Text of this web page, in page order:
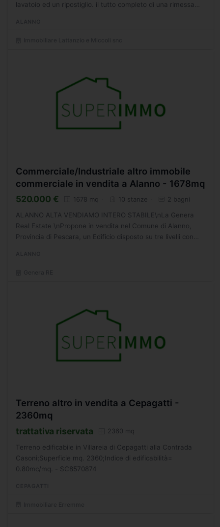
lavatoio ed un ripostiglio. il tutto completo di una rimessa
Commerciale/Industriale altro immobile
commerciale in vendita a Alanno - 1678mq
520.000 € 1678 mq 10 stanze 2 bagni
ALANNO ALTA VENDIAMO INTERO STABILE\nLa Genera
Real Estate \nPropone in vendita nel Comune di Alanno,
Provincia di Pescara, un Edificio disposto su tre livelli con
Terreno altro in vendita a Cepagatti -
2360mq
trattativa riservata 2360 mq
Terreno edificabile in Villareia di Cepagatti alla Contrada
Casoni;Superficie mq. 2360;Indice di edificabilità=
0.80mc/mq. - SC8570874